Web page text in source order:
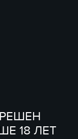
18 ЛЕТ